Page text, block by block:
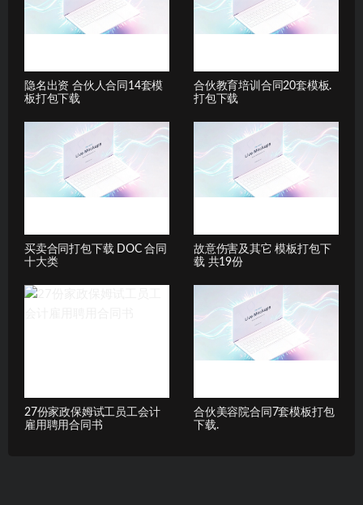
隐名出资 合伙人合同14套模
板打包下载
合伙教育培训合同20套模板.
打包下载
买卖合同打包下载 DOC 合同
十大类
故意伤害及其它 模板打包下
载 共19份
27份家政保姆试工员工会计
雇用聘用合同书
合伙美容院合同7套模板打包
下载.